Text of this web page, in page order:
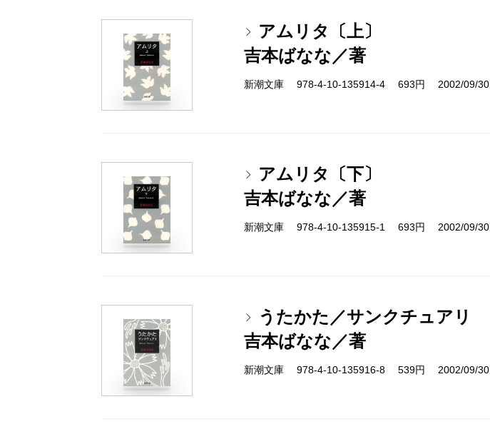
アムリタ〔上〕
吉本ばなな／著
新潮文庫 978-4-10-135914-4 693円 2002/09/30
アムリタ〔下〕
吉本ばなな／著
新潮文庫 978-4-10-135915-1 693円 2002/09/30
うたかた／サンクチュアリ
吉本ばなな／著
新潮文庫 978-4-10-135916-8 539円 2002/09/30